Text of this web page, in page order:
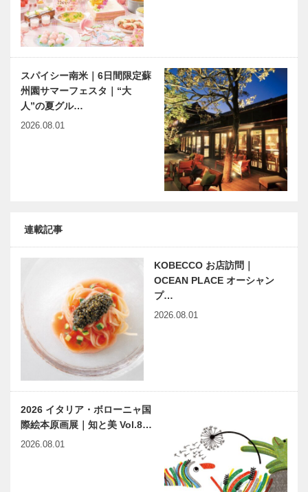
スパイシー南米｜6日間限定蘇
州園サマーフェスタ｜“大
人”の夏グル…
2026.08.01
連載記事
KOBECCO お店訪問｜
OCEAN PLACE オーシャン
プ…
2026.08.01
2026 イタリア・ボローニャ国
際絵本原画展｜知と美 Vol.8…
2026.08.01